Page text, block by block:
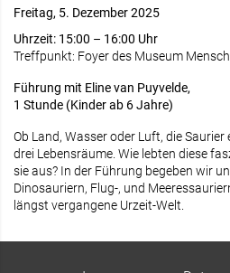
Freitag, 5. Dezember 2025
Uhrzeit: 15:00 – 16:00 Uhr
Treffpunkt: Foyer des Museum
Führung mit Eline van Puyvelde,
1 Stunde (Kinder ab 6 Jahre)
Ob Land, Wasser oder Luft, die
drei Lebensräume. Wie lebten diese
sie aus? In der Führung begeben wir
Dinosauriern, Flug-, und
längst vergangene Urzeit-Welt.